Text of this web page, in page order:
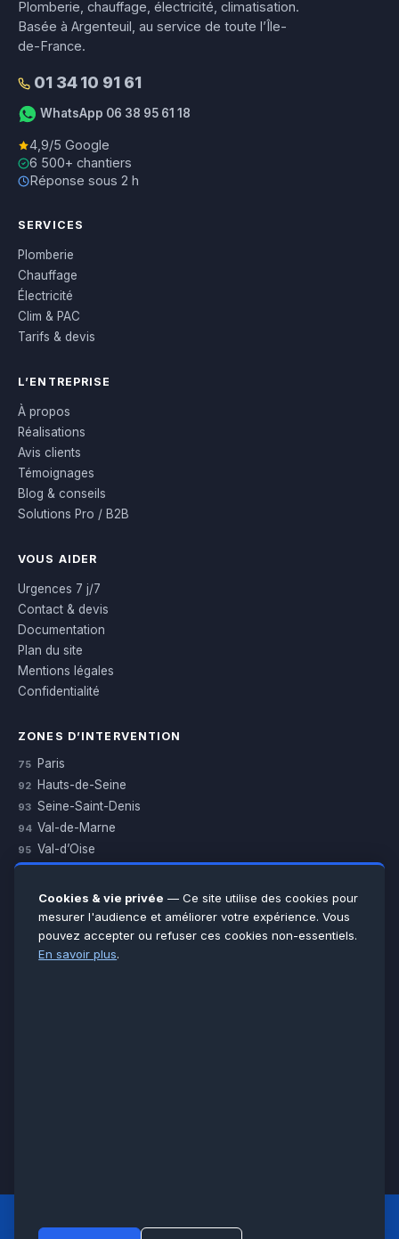
Plomberie, chauffage, électricité, climatisation.
Basée à Argenteuil, au service de toute l’Île-
de-France.
01 34 10 91 61
WhatsApp 06 38 95 61 18
4,9/5 Google
6 500+ chantiers
Réponse sous 2 h
SERVICES
Plomberie
Chauffage
Électricité
Clim & PAC
Tarifs & devis
L’ENTREPRISE
À propos
Réalisations
Avis clients
Témoignages
Blog & conseils
Solutions Pro / B2B
VOUS AIDER
Urgences 7 j/7
Contact & devis
Documentation
Plan du site
Mentions légales
Confidentialité
ZONES D’INTERVENTION
75 Paris
92 Hauts-de-Seine
93 Seine-Saint-Denis
94 Val-de-Marne
95 Val-d’Oise
Essonne
Seine-et-Marne
Voir toutes les villes →
LCM
Cookies & vie privée — Ce site utilise des cookies pour
mesurer l'audience et améliorer votre expérience. Vous
pouvez accepter ou refuser ces cookies non-essentiels.
En savoir plus.